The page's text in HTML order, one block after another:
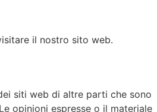
il nostro sito web.
siti web di altre parti che sono
opinioni espresse o il materiale